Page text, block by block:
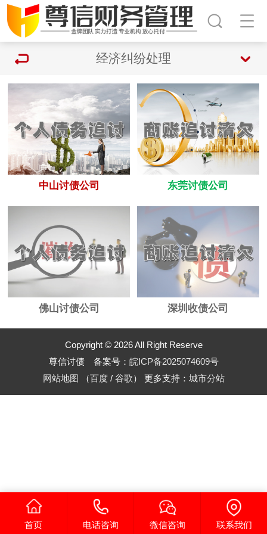
经济纠纷处理
中山讨债公司 东莞讨债公司
佛山讨债公司 深圳收债公司
Copyright © 2026 All Right Reserve
尊信讨债 备案号： 皖ICP备2025074609号
网站地图 （百度/ 谷歌） 更多支持： 城市分站
首页 电话咨询 微信咨询 联系我们